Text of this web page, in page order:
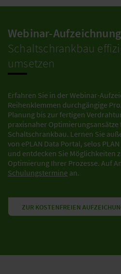
Webinar-
Schaltschrankbau
umsetzen
Erfahren Sie in der Webinar-
Reihenklemmen durchgängige
Planung bis zur fertigen
praxisnaher
Schaltschrankbau. Lernen Sie
von ePLAN Data Portal, selos
und entdecken Sie Möglichkeiten
Optimierung Ihrer Prozesse. Auf
Schulungstermine an.
ZUR KOSTENFREIEN